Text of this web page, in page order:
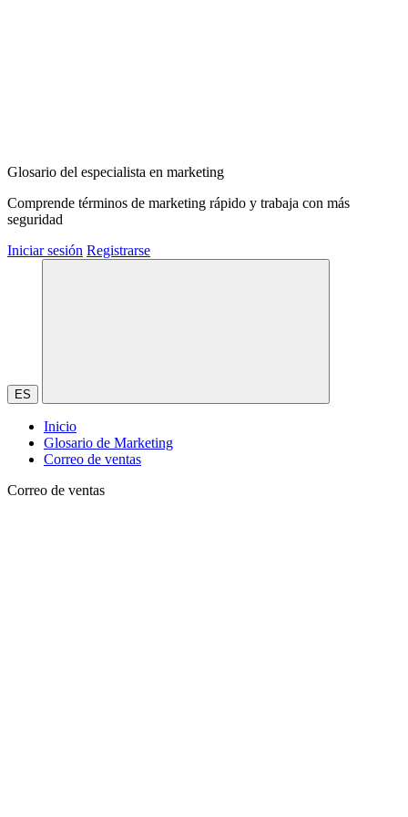
Glosario del especialista en marketing
Comprende términos de marketing rápido y trabaja con más
seguridad
Iniciar sesión Registrarse
ES
Inicio
Glosario de Marketing
Correo de ventas
Correo de ventas